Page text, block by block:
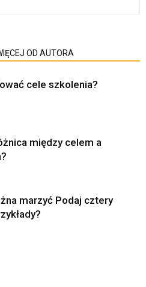
OD AUTORA
cele szkolenia?
między celem a
marzyć Podaj cztery